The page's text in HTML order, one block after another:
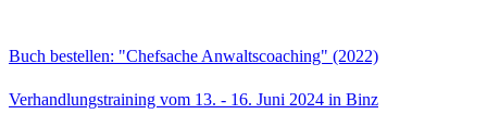
Buch bestellen: "Chefsache Anwaltscoaching" (2022)
Verhandlungstraining vom 13. - 16. Juni 2024 in Binz